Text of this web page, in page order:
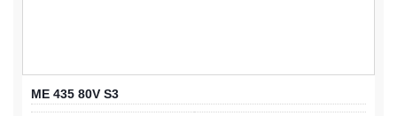
ME 435 80V S3